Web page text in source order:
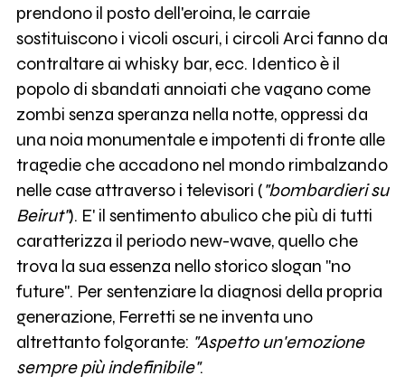
prendono il posto dell'eroina, le carraie
sostituiscono i vicoli oscuri, i circoli Arci fanno da
contraltare ai whisky bar, ecc. Identico è il
popolo di sbandati annoiati che vagano come
zombi senza speranza nella notte, oppressi da
una noia monumentale e impotenti di fronte alle
tragedie che accadono nel mondo rimbalzando
nelle case attraverso i televisori ("bombardieri su
Beirut"). E' il sentimento abulico che più di tutti
caratterizza il periodo new-wave, quello che
trova la sua essenza nello storico slogan "no
future". Per sentenziare la diagnosi della propria
generazione, Ferretti se ne inventa uno
altrettanto folgorante: "Aspetto un'emozione
sempre più indefinibile".